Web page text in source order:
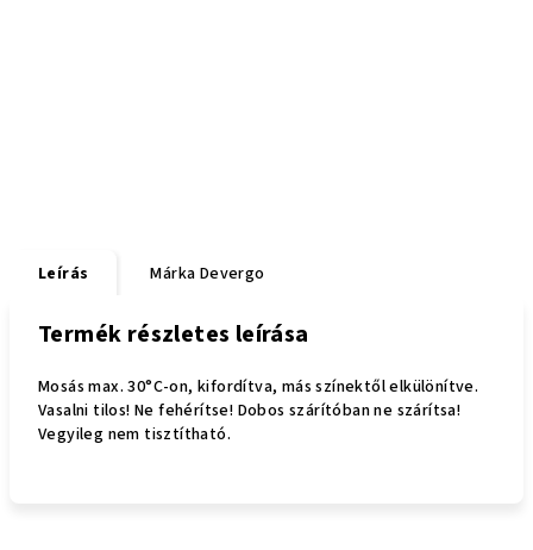
Leírás Márka Devergo
Termék részletes leírása
Mosás max. 30°C-on, kifordítva, más színektől elkülönítve.
Vasalni tilos! Ne fehérítse! Dobos szárítóban ne szárítsa!
Vegyileg nem tisztítható.